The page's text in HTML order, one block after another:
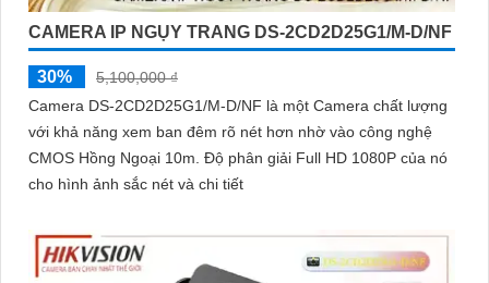
CAMERA IP NGỤY TRANG DS-2CD2D25G1/M-D/NF
30%
5,100,000 ₫
Camera DS-2CD2D25G1/M-D/NF là một Camera chất lượng
với khả năng xem ban đêm rõ nét hơn nhờ vào công nghệ
CMOS Hồng Ngoại 10m. Độ phân giải Full HD 1080P của nó
cho hình ảnh sắc nét và chi tiết